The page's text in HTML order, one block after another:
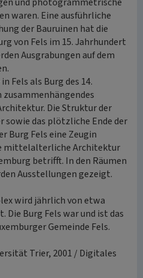
waren. Eine ausführliche
der Bauruinen hat die
von Fels im 15. Jahrhundert
Ausgrabungen auf dem
Fels als Burg des 14.
Die Struktur der
sowie das plötzliche Ende der
Burg Fels eine Zeugin
mittelalterliche Architektur
betrifft. In den Räumen
Ausstellungen gezeigt.
wird jährlich von etwa
Die Burg Fels war und ist das
Gemeinde Fels.
Trier, 2001 / Digitales